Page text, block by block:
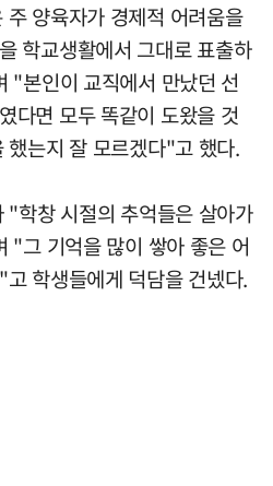
양육자가 경제적 어려움을
학교생활에서 그대로 표출하
"본인이 교직에서 만났던 선
다면 모두 똑같이 도왔을 것
했는지 잘 모르겠다"고 했다.
"학창 시절의 추억들은 살아가
"그 기억을 많이 쌓아 좋은 어
학생들에게 덕담을 건넸다.